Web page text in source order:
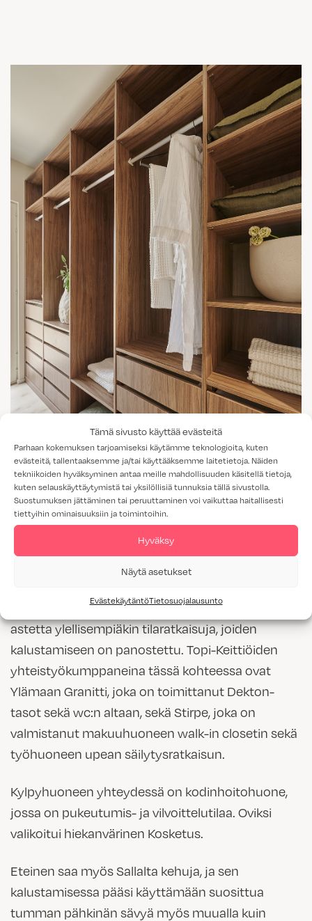
Tämä sivusto käyttää evästeitä
Parhaan kokemuksen tarjoamiseksi käytämme teknologioita, kuten
evästeitä, tallentaaksemme ja/tai käyttääksemme laitetietoja. Näiden
tekniikoiden hyväksyminen antaa meille mahdollisuuden käsitellä tietoja,
kuten selauskäyttäytymistä tai yksilöllisiä tunnuksia tällä sivustolla.
Suostumuksen jättäminen tai peruuttaminen voi vaikuttaa haitallisesti
tiettyihin ominaisuuksiin ja toimintoihin.
Hyväksy
Näytä asetukset
EvästekäytäntöTietosuojalausunto
Hyvin mietityt tilat
muodostavat yhtenäisen
kokonaisuuden
Auroran Ruusussa on useita käytännöllisiä ja
astetta ylellisempiäkin tilaratkaisuja, joiden
kalustamiseen on panostettu. Topi-Keittiöiden
yhteistyökumppaneina tässä kohteessa ovat
Ylämaan Granitti, joka on toimittanut Dekton-
tasot sekä wc:n altaan, sekä Stirpe, joka on
valmistanut makuuhuoneen walk-in closetin sekä
työhuoneen upean säilytysratkaisun.
Kylpyhuoneen yhteydessä on kodinhoitohuone,
jossa on pukeutumis- ja vilvoittelutilaa. Oviksi
valikoitui hiekanvärinen Kosketus.
Eteinen saa myös Sallalta kehuja, ja sen
kalustamisessa pääsi käyttämään suosittua
tumman pähkinän sävyä myös muualla kuin